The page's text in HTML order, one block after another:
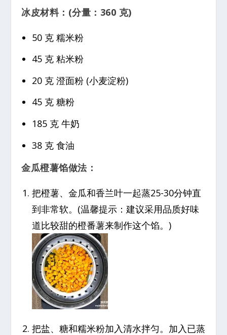
冰皮材料：(分量：360 克)
50 克 糯米粉
45 克 粘米粉
20 克 澄面粉 (小麦淀粉)
45 克 糖粉
185 克 牛奶
38 克 食油
金瓜橙薯馅做法：
把橙薯、金瓜和香兰叶一起蒸25-30分钟直
到非常软。(温馨提示：建议采用品质好味
道比较甜的橙番薯来制作这个馅。)
把盐、糖和糯米粉加入清水拌匀。加入已蒸